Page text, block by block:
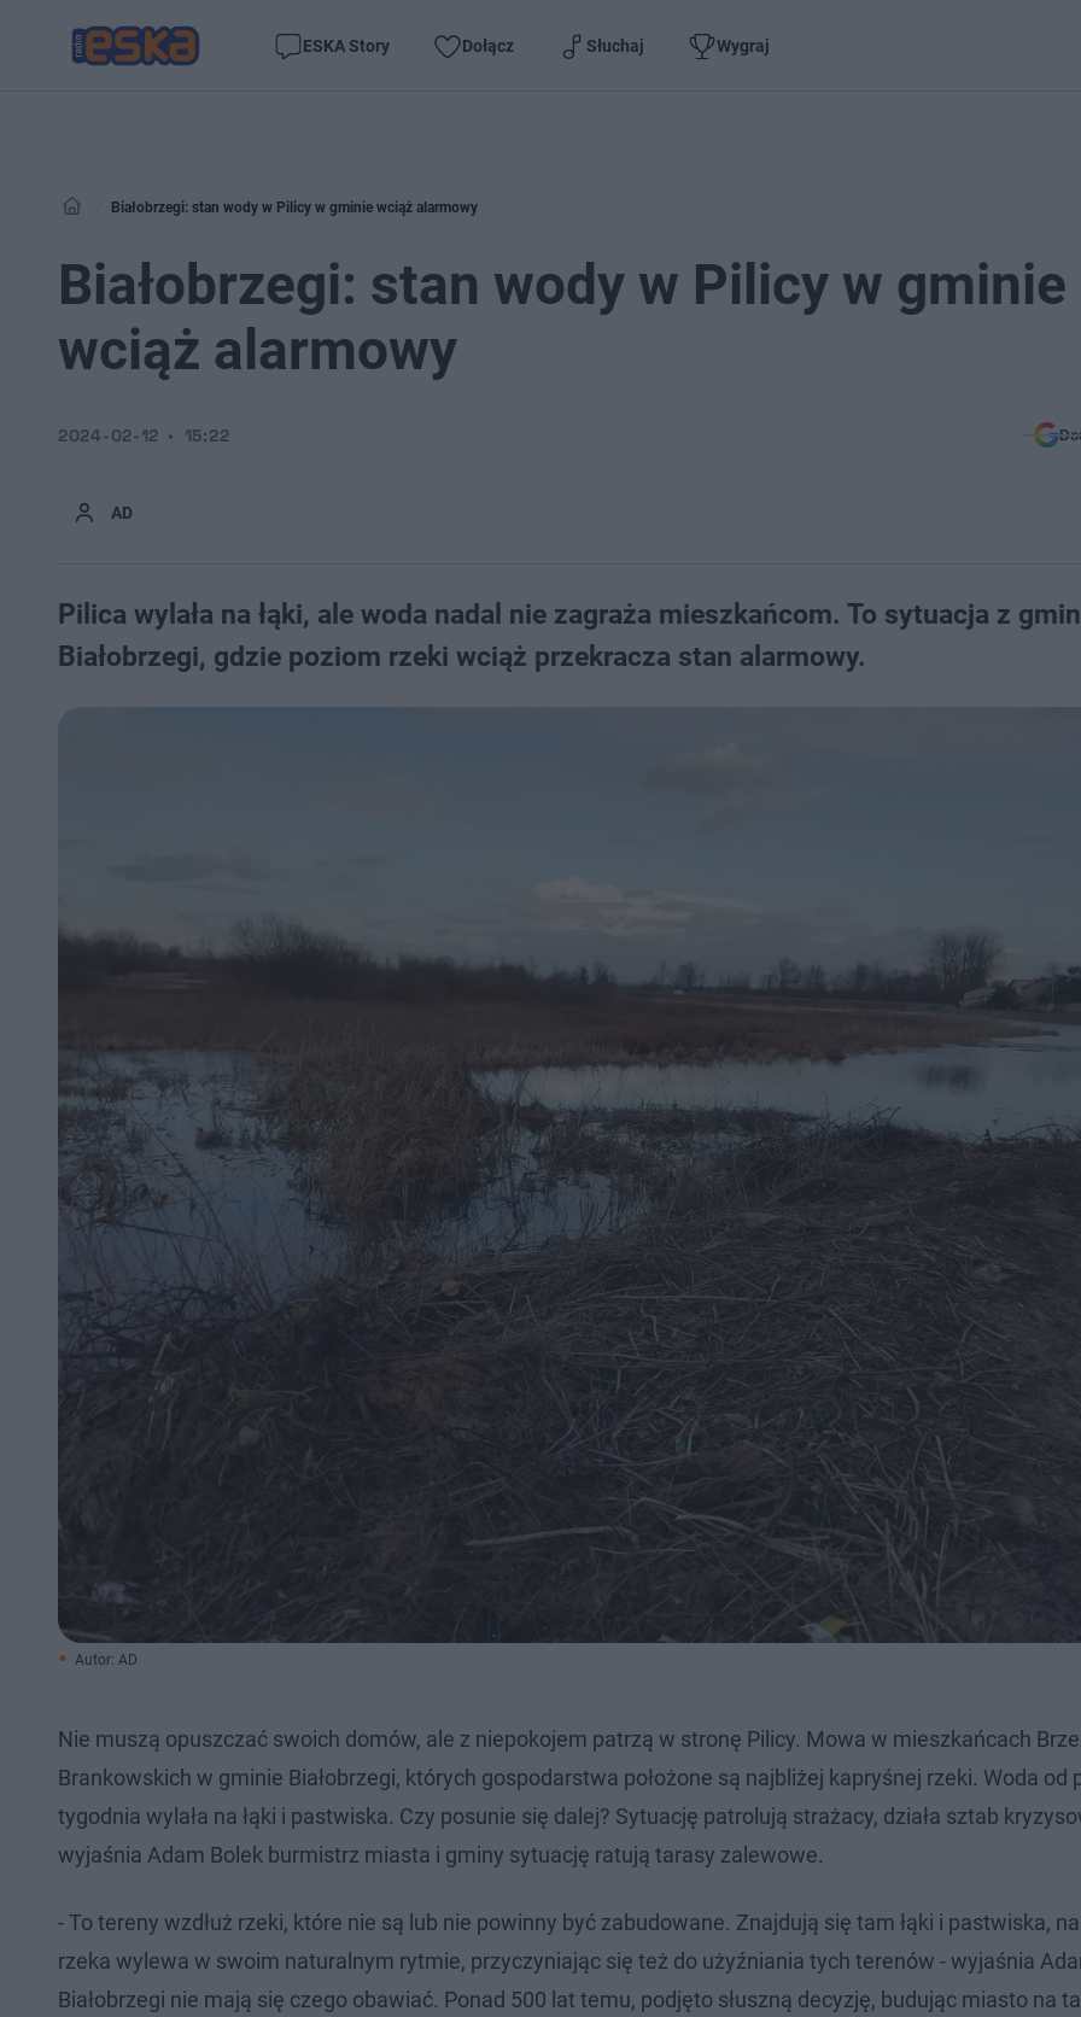
ESKA Story Dołącz Słuchaj Wygraj
Białobrzegi: stan wody w Pilicy w gminie wciąż alarmowy
Białobrzegi: stan wody w Pilicy w gminie
wciąż alarmowy
AD
2024-02-12 15:22
Pilica wylała na łąki, ale woda nadal nie zagraża mieszkańcom. To sytuacja z
Białobrzegi, gdzie poziom rzeki wciąż przekracza stan alarmowy.
Autor: AD
Nie muszą opuszczać swoich domów, ale z niepokojem patrzą w stronę Pilicy. Mowa w mieszkańcach
Brankowskich w gminie Białobrzegi, których gospodarstwa położone są najbliżej kapryśnej rzeki. Woda od
tygodnia wylała na łąki i pastwiska. Czy posunie się dalej? Sytuację patrolują strażacy, działa sztab
wyjaśnia Adam Bolek burmistrz miasta i gminy sytuację ratują tarasy zalewowe.
- To tereny wzdłuż rzeki, które nie są lub nie powinny być zabudowane. Znajdują się tam łąki i pastwiska,
rzeka wylewa w swoim naturalnym rytmie, przyczyniając się też do użyźniania tych terenów - wyjaśnia
Białobrzegi nie mają się czego obawiać. Ponad 500 lat temu, podjęto słuszną decyzję, budując miasto na